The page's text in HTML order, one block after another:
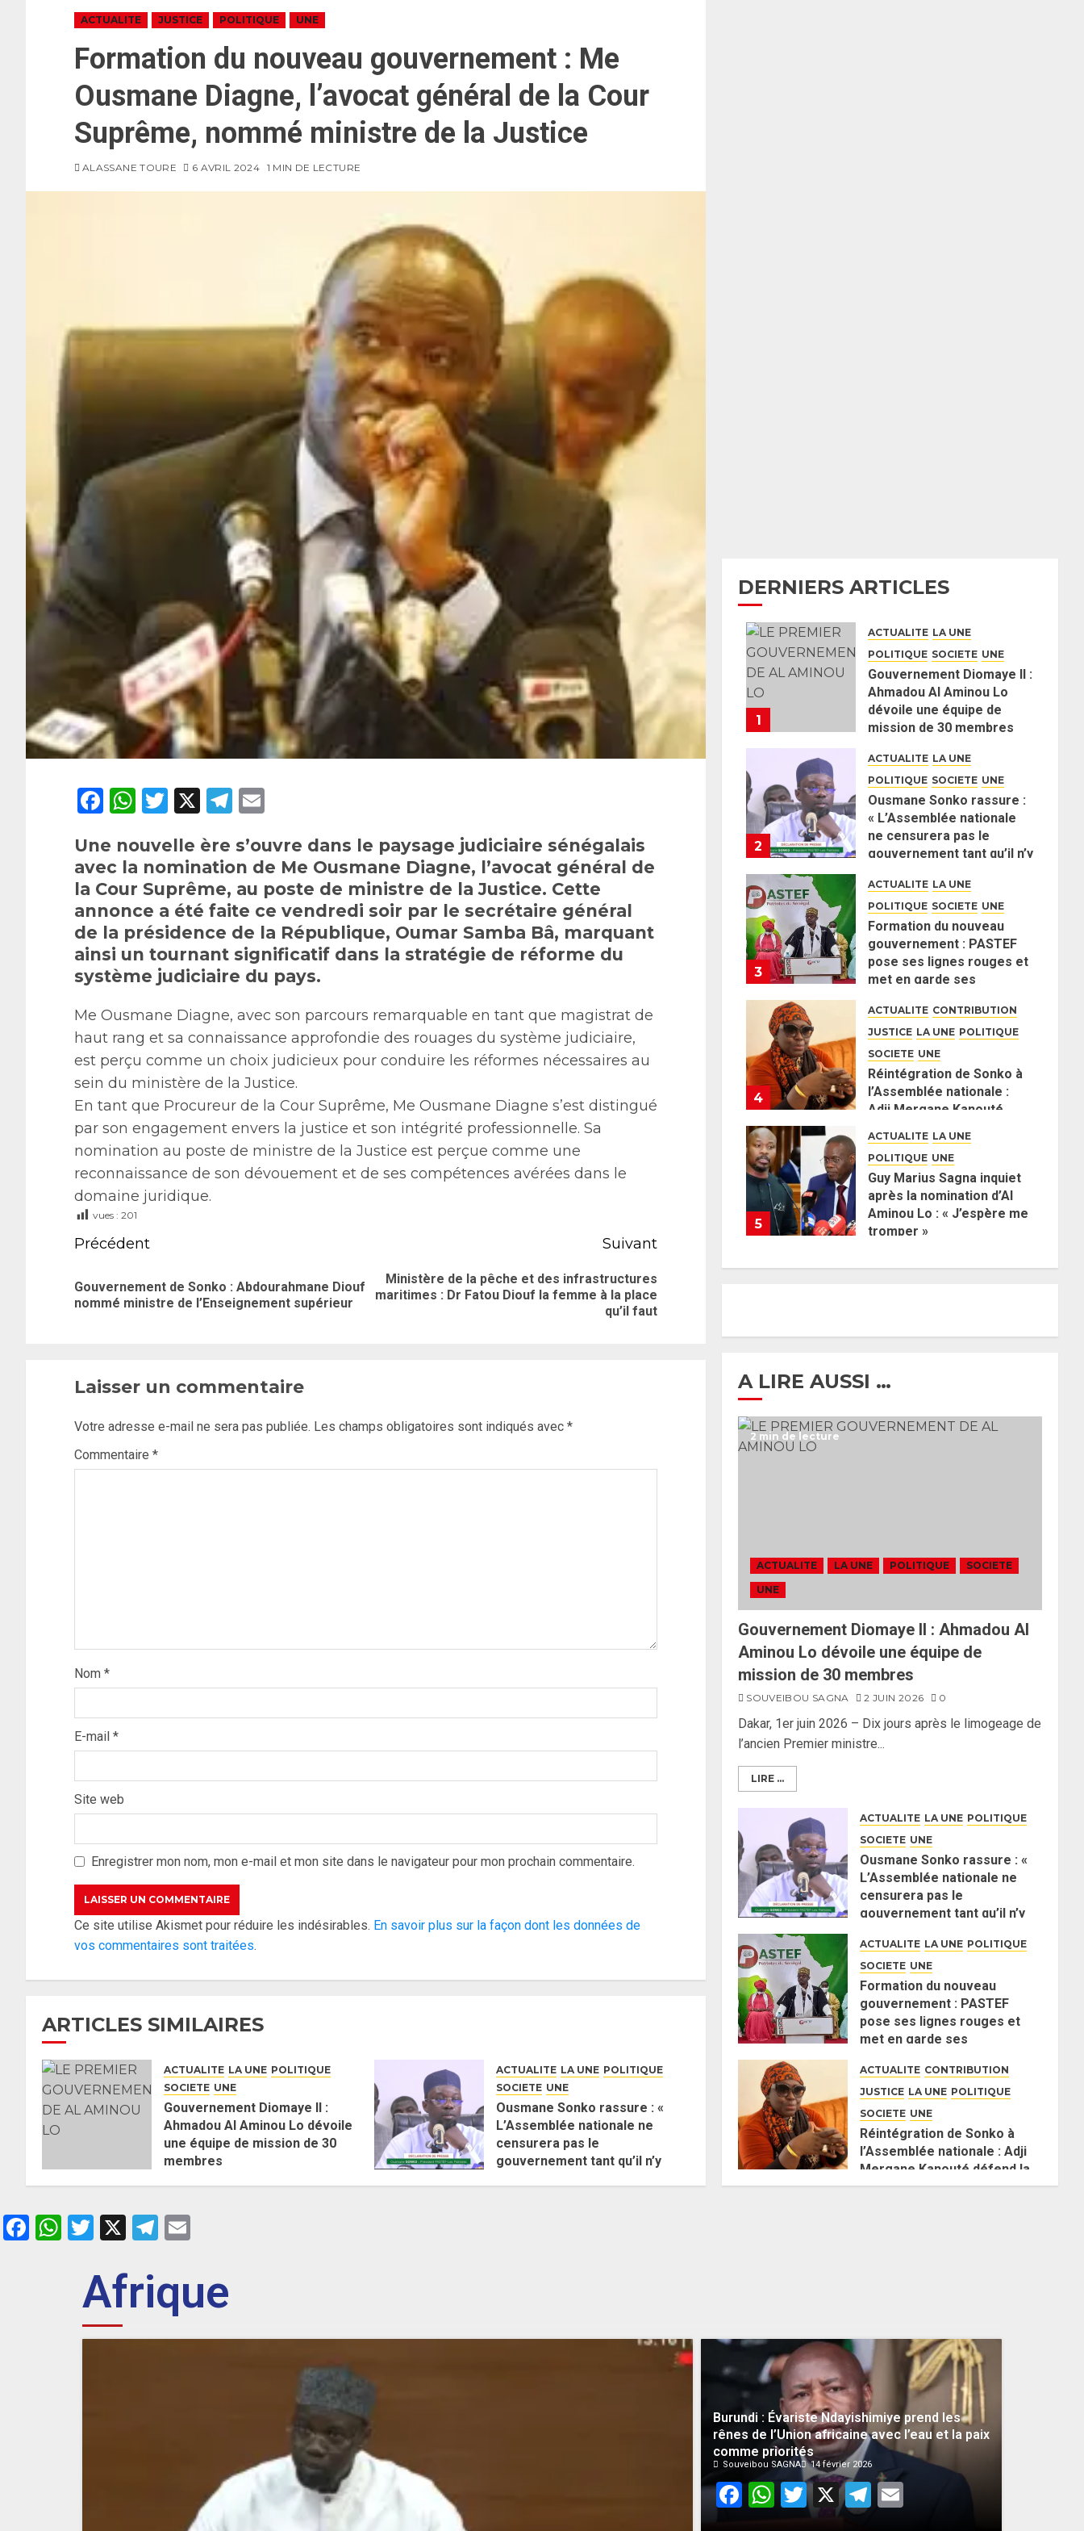
ACTUALITE JUSTICE POLITIQUE UNE
Formation du nouveau gouvernement : Me
Ousmane Diagne, l’avocat général de la Cour
Suprême, nommé ministre de la Justice
ALASSANE TOURE 6 AVRIL 2024 1 MIN DE LECTURE
Facebook
WhatsApp
Twitter
X Telegram
Une nouvelle ère s’ouvre dans le paysage judiciaire sénégalais
avec la nomination de Me Ousmane Diagne, l’avocat général de
la Cour Suprême, au poste de ministre de la Justice. Cette
annonce a été faite ce vendredi soir par le secrétaire général
de la présidence de la République, Oumar Samba Bâ, marquant
ainsi un tournant significatif dans la stratégie de réforme du
système judiciaire du pays.
Me Ousmane Diagne, avec son parcours remarquable en tant que magistrat de
haut rang et sa connaissance approfondie des rouages du système judiciaire,
est perçu comme un choix judicieux pour conduire les réformes nécessaires au
sein du ministère de la Justice.
En tant que Procureur de la Cour Suprême, Me Ousmane Diagne s’est distingué
par son engagement envers la justice et son intégrité professionnelle. Sa
nomination au poste de ministre de la Justice est perçue comme une
reconnaissance de son dévouement et de ses compétences avérées dans le
domaine juridique.
vues : 201
Précédent
Gouvernement de Sonko : Abdourahmane Diouf
nommé ministre de l’Enseignement supérieur
Suivant
Ministère de la pêche et des infrastructures
maritimes : Dr Fatou Diouf la femme à la place
qu’il faut
Laisser un commentaire
Votre adresse e-mail ne sera pas publiée. Les champs obligatoires sont indiqués avec *
Commentaire *
Nom *
E-mail *
Site web
Enregistrer mon nom, mon e-mail et mon site dans le navigateur pour mon prochain commentaire.
Ce site utilise Akismet pour réduire les indésirables. En savoir plus sur la façon dont les données de
vos commentaires sont traitées.
ARTICLES SIMILAIRES
ACTUALITE LA UNE POLITIQUE
SOCIETE UNE
Gouvernement Diomaye II :
Ahmadou Al Aminou Lo dévoile
une équipe de mission de 30
membres
ACTUALITE LA UNE POLITIQUE
SOCIETE UNE
Ousmane Sonko rassure : «
L’Assemblée nationale ne
censurera pas le
gouvernement tant qu’il n’y
DERNIERS ARTICLES
1
ACTUALITE LA UNE
POLITIQUE SOCIETE UNE
Gouvernement Diomaye II :
Ahmadou Al Aminou Lo
dévoile une équipe de
mission de 30 membres
2
ACTUALITE LA UNE
POLITIQUE SOCIETE UNE
Ousmane Sonko rassure :
« L’Assemblée nationale
ne censurera pas le
gouvernement tant qu’il n’y
politique contre Pastef »
2 JUIN 2026 0
3
ACTUALITE LA UNE
POLITIQUE SOCIETE UNE
Formation du nouveau
gouvernement : PASTEF
pose ses lignes rouges et
met en garde ses
26 MAI 2026 0
4
ACTUALITE CONTRIBUTION
JUSTICE LA UNE POLITIQUE
SOCIETE UNE
Réintégration de Sonko à
l’Assemblée nationale :
Adji Mergane Kanouté
parlementaire
26 MAI 2026
5
ACTUALITE LA UNE
POLITIQUE UNE
Guy Marius Sagna inquiet
après la nomination d’Al
Aminou Lo : « J’espère me
tromper »
A LIRE AUSSI …
2 min de lecture
ACTUALITE LA UNE POLITIQUE
SOCIETE
UNE
Gouvernement Diomaye II : Ahmadou Al
Aminou Lo dévoile une équipe de
mission de 30 membres
SOUVEIBOU SAGNA 2 JUIN 2026 0
Dakar, 1er juin 2026 – Dix jours après le limogeage de
l’ancien Premier ministre...
LIRE ...
ACTUALITE LA UNE POLITIQUE
SOCIETE UNE
Ousmane Sonko rassure : «
L’Assemblée nationale ne
censurera pas le
gouvernement tant qu’il n’y
contre Pastef »
2 JUIN 2026
ACTUALITE LA UNE POLITIQUE
SOCIETE UNE
Formation du nouveau
gouvernement : PASTEF
pose ses lignes rouges et
met en garde ses
26 MAI 2026 0
ACTUALITE CONTRIBUTION
JUSTICE LA UNE POLITIQUE
SOCIETE UNE
Réintégration de Sonko à
l’Assemblée nationale : Adji
Mergane Kanouté défend la
majorité parlementaire
Facebook
WhatsApp
Twitter
X Telegram
Afrique
Burundi : Évariste Ndayishimiye prend les
rênes de l’Union africaine avec l’eau et la paix
comme priorités
Souveibou SAGNA 14 février 2026
Facebook
WhatsApp
Twitter
X Telegram
Email